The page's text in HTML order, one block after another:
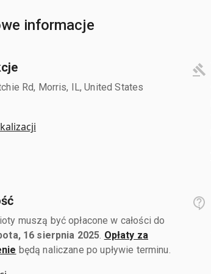
informacje
Rd, Morris, IL, United States
muszą być opłacone w całości do
16 sierpnia 2025 Opłaty za
będą naliczane po upływie terminu.